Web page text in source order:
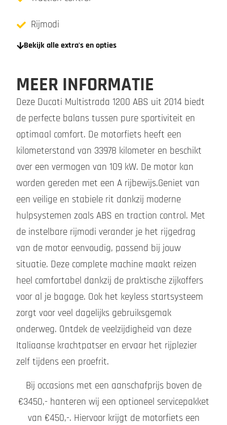
Rijmodi
Bekijk alle extra's en opties
MEER INFORMATIE
Deze Ducati Multistrada 1200 ABS uit 2014 biedt
de perfecte balans tussen pure sportiviteit en
optimaal comfort. De motorfiets heeft een
kilometerstand van 33978 kilometer en beschikt
over een vermogen van 109 kW. De motor kan
worden gereden met een A rijbewijs.Geniet van
een veilige en stabiele rit dankzij moderne
hulpsystemen zoals ABS en traction control. Met
de instelbare rijmodi verander je het rijgedrag
van de motor eenvoudig, passend bij jouw
situatie. Deze complete machine maakt reizen
heel comfortabel dankzij de praktische zijkoffers
voor al je bagage. Ook het keyless startsysteem
zorgt voor veel dagelijks gebruiksgemak
onderweg. Ontdek de veelzijdigheid van deze
Italiaanse krachtpatser en ervaar het rijplezier
zelf tijdens een proefrit.
Bij occasions met een aanschafprijs boven de
€3450,- hanteren wij een optioneel servicepakket
van €450,-. Hiervoor krijgt de motorfiets een